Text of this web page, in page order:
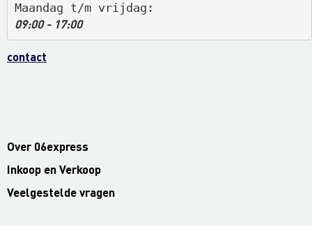
Maandag t/m vrijdag:
09:00 - 17:00
contact
Over 06express
Inkoop en Verkoop
Veelgestelde vragen